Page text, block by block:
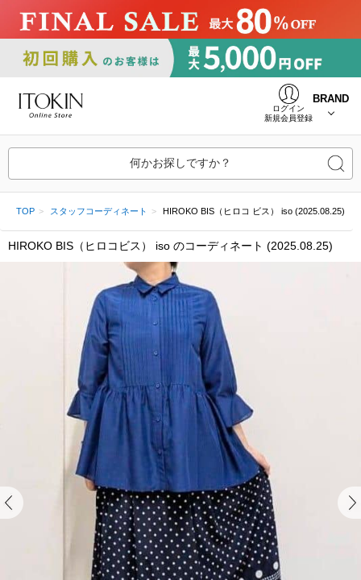
ログイン
新規会員登録
BRAND
何かお探しですか？
TOP スタッフコーディネート HIROKO BIS（ヒロコ ビス） iso (2025.08.25)
HIROKO BIS（ヒロコビス） iso のコーディネート (2025.08.25)